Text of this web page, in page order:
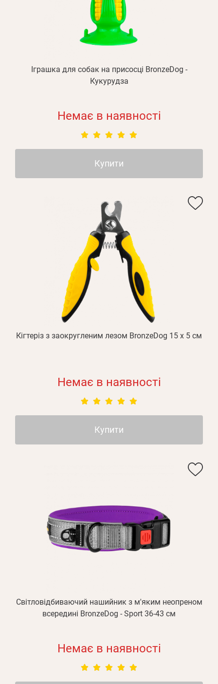
Іграшка для собак на присосці BronzeDog -
Кукурудза
Немає в наявності
Купити
Кігтеріз з заокругленим лезом BronzeDog 15 х 5 см
Немає в наявності
Купити
Світловідбиваючий нашийник з м'яким неопреном
всередині BronzeDog - Sport 36-43 см
Немає в наявності